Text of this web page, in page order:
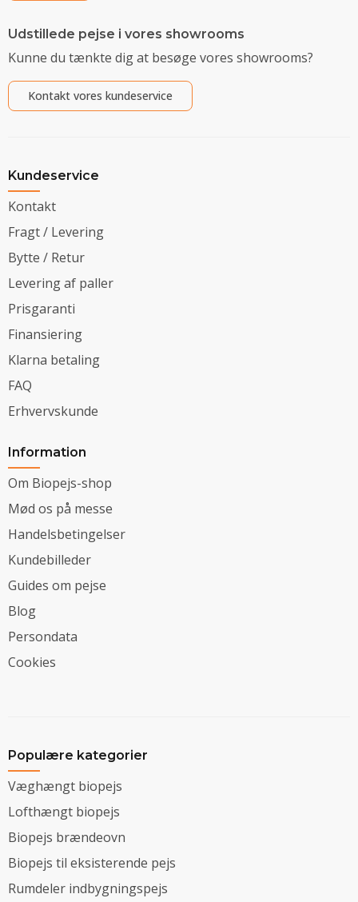
Udstillede pejse i vores showrooms
Kunne du tænkte dig at besøge vores showrooms?
Kontakt vores kundeservice
Kundeservice
Kontakt
Fragt / Levering
Bytte / Retur
Levering af paller
Prisgaranti
Finansiering
Klarna betaling
FAQ
Erhvervskunde
Information
Om Biopejs-shop
Mød os på messe
Handelsbetingelser
Kundebilleder
Guides om pejse
Blog
Persondata
Cookies
Populære kategorier
Væghængt biopejs
Lofthængt biopejs
Biopejs brændeovn
Biopejs til eksisterende pejs
Rumdeler indbygningspejs